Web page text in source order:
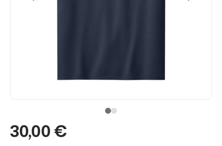
30,00 €